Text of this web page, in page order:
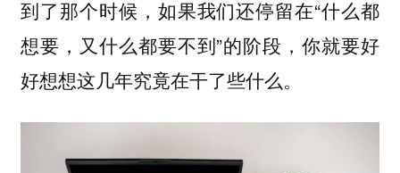
到了那个时候，如果我们还停留在“什么都
想要，又什么都要不到”的阶段，你就要好
好想想这几年究竟在干了些什么。